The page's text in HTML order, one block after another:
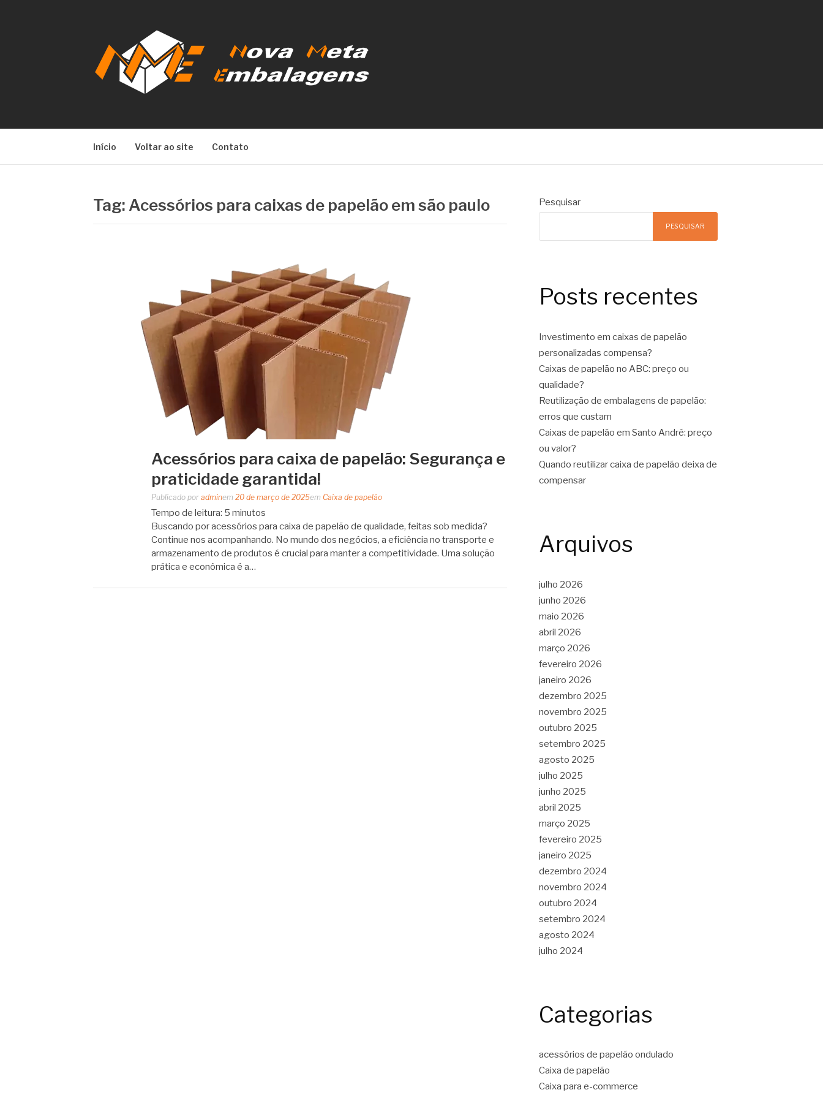
Início Voltar ao site Contato
Tag: Acessórios para caixas de papelão em são paulo
Acessórios para caixa de papelão: Segurança e
praticidade garantida!
Publicado por adminem 20 de março de 2025em Caixa de papelão
Tempo de leitura: 5 minutos
Buscando por acessórios para caixa de papelão de qualidade, feitas sob medida?
Continue nos acompanhando. No mundo dos negócios, a eficiência no transporte e
armazenamento de produtos é crucial para manter a competitividade. Uma solução
prática e econômica é a…
Pesquisar
PESQUISAR
Posts recentes
Investimento em caixas de papelão
personalizadas compensa?
Caixas de papelão no ABC: preço ou
qualidade?
Reutilização de embalagens de papelão:
erros que custam
Caixas de papelão em Santo André: preço
ou valor?
Quando reutilizar caixa de papelão deixa de
compensar
Arquivos
julho 2026
junho 2026
maio 2026
abril 2026
março 2026
fevereiro 2026
janeiro 2026
dezembro 2025
novembro 2025
outubro 2025
setembro 2025
agosto 2025
julho 2025
junho 2025
abril 2025
março 2025
fevereiro 2025
janeiro 2025
dezembro 2024
novembro 2024
outubro 2024
setembro 2024
agosto 2024
julho 2024
Categorias
acessórios de papelão ondulado
Caixa de papelão
Caixa para e-commerce